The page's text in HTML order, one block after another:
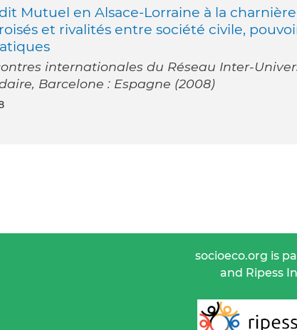
Mutuel en Alsace-Lorraine à la charnière
et rivalités entre société civile,
internationales du Réseau Inter-
Barcelone : Espagne (2008)
socioeco.org is
and Ripess